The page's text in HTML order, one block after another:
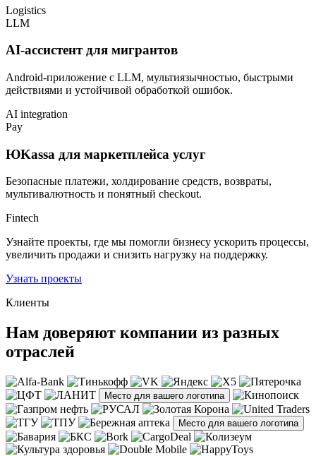
Logistics
LLM
AI-ассистент для мигрантов
Android-приложение с LLM, мультиязычностью, быстрыми
действиями и устойчивой обработкой ошибок.
AI integration
Pay
ЮKassa для маркетплейса услуг
Безопасные платежи, холдирование средств, возвраты,
мультивалютность и понятный checkout.
Fintech
Узнайте проекты, где мы помогли бизнесу ускорить процессы,
увеличить продажи и снизить нагрузку на поддержку.
Узнать проекты
Клиенты
Нам доверяют компании из разных
отраслей
Место для вашего логотипа
Место для вашего логотипа